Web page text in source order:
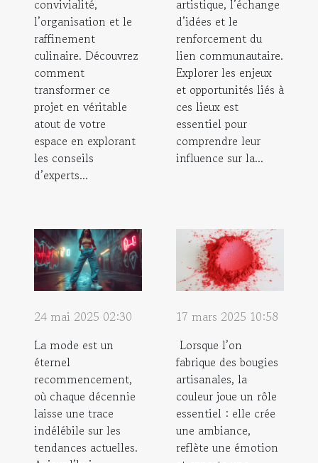
convivialité,
l’organisation et le
raffinement
culinaire. Découvrez
comment
transformer ce
projet en véritable
atout de votre
espace en explorant
les conseils
d’experts...
artistique, l’échange
d’idées et le
renforcement du
lien communautaire.
Explorer les enjeux
et opportunités liés à
ces lieux est
essentiel pour
comprendre leur
influence sur la...
24 mai 2025 02:30
La mode est un
éternel
recommencement,
où chaque décennie
laisse une trace
indélébile sur les
tendances actuelles.
17 mars 2025 10:58
Lorsque l’on
fabrique des bougies
artisanales, la
couleur joue un rôle
essentiel : elle crée
une ambiance,
reflète une émotion